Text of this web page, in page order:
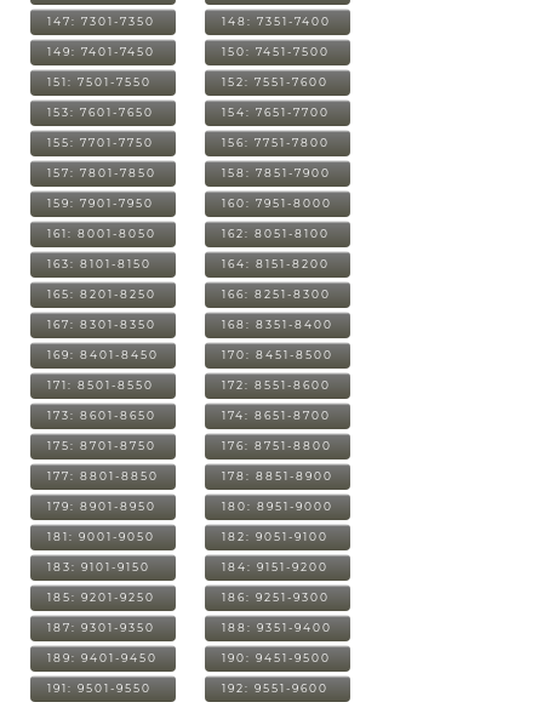
147: 7301-7350 148: 7351-7400
149: 7401-7450 150: 7451-7500
151: 7501-7550 152: 7551-7600
153: 7601-7650 154: 7651-7700
155: 7701-7750 156: 7751-7800
157: 7801-7850 158: 7851-7900
159: 7901-7950 160: 7951-8000
161: 8001-8050 162: 8051-8100
163: 8101-8150 164: 8151-8200
165: 8201-8250 166: 8251-8300
167: 8301-8350 168: 8351-8400
169: 8401-8450 170: 8451-8500
171: 8501-8550 172: 8551-8600
173: 8601-8650 174: 8651-8700
175: 8701-8750 176: 8751-8800
177: 8801-8850 178: 8851-8900
179: 8901-8950 180: 8951-9000
181: 9001-9050 182: 9051-9100
183: 9101-9150 184: 9151-9200
185: 9201-9250 186: 9251-9300
187: 9301-9350 188: 9351-9400
189: 9401-9450 190: 9451-9500
191: 9501-9550 192: 9551-9600